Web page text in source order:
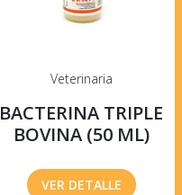
Veterinaria
BACTERINA TRIPLE
BOVINA (50 ML)
VER DETALLE